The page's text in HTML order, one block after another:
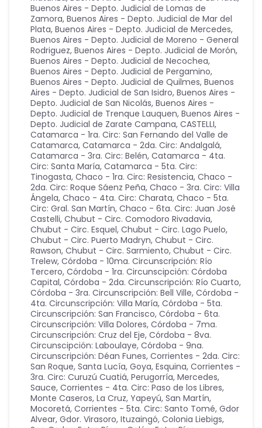
Buenos Aires - Depto. Judicial de Lomas de
Zamora, Buenos Aires - Depto. Judicial de Mar del
Plata, Buenos Aires - Depto. Judicial de Mercedes,
Buenos Aires - Depto. Judicial de Moreno - General
Rodriguez, Buenos Aires - Depto. Judicial de Morón,
Buenos Aires - Depto. Judicial de Necochea,
Buenos Aires - Depto. Judicial de Pergamino,
Buenos Aires - Depto. Judicial de Quilmes, Buenos
Aires - Depto. Judicial de San Isidro, Buenos Aires -
Depto. Judicial de San Nicolás, Buenos Aires -
Depto. Judicial de Trenque Lauquen, Buenos Aires -
Depto. Judicial de Zarate Campana, CASTELLI,
Catamarca - 1ra. Circ: San Fernando del Valle de
Catamarca, Catamarca - 2da. Circ: Andalgalá,
Catamarca - 3ra. Circ: Belén, Catamarca - 4ta.
Circ: Santa María, Catamarca - 5ta. Circ:
Tinogasta, Chaco - 1ra. Circ: Resistencia, Chaco -
2da. Circ: Roque Sáenz Peña, Chaco - 3ra. Circ: Villa
Ángela, Chaco - 4ta. Circ: Charata, Chaco - 5ta.
Circ: Gral. San Martín, Chaco - 6ta. Circ: Juan José
Castelli, Chubut - Circ. Comodoro Rivadavia,
Chubut - Circ. Esquel, Chubut - Circ. Lago Puelo,
Chubut - Circ. Puerto Madryn, Chubut - Circ.
Rawson, Chubut - Circ. Sarmiento, Chubut - Circ.
Trelew, Córdoba - 10ma. Circunscripción: Río
Tercero, Córdoba - 1ra. Circunscipción: Córdoba
Capital, Córdoba - 2da. Circunscripción: Río Cuarto,
Córdoba - 3ra. Circunscripción: Bell Ville, Córdoba -
4ta. Circunscripción: Villa María, Córdoba - 5ta.
Circunscripción: San Francisco, Córdoba - 6ta.
Circunscripción: Villa Dolores, Córdoba - 7ma.
Circunscripción: Cruz del Eje, Córdoba - 8va.
Circunscipción: Laboulaye, Córdoba - 9na.
Circunscripción: Déan Funes, Corrientes - 2da. Circ:
San Roque, Santa Lucía, Goya, Esquina, Corrientes -
3ra. Circ: Curuzú Cuatiá, Perugorría, Mercedes,
Sauce, Corrientes - 4ta. Circ: Paso de los Libres,
Monte Caseros, La Cruz, Yapeyú, San Martín,
Mocoretá, Corrientes - 5ta. Circ: Santo Tomé, Gdor
Alvear, Gdor. Virasoro, Ituzaingó, Colonia Liebigs,